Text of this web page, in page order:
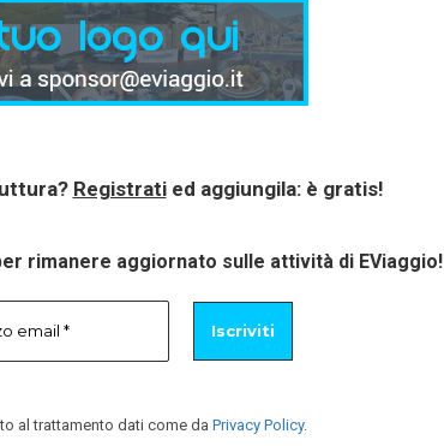
Registratied aggiungila: è gratis!
rimanere aggiornato sulle attività di EViaggio!
al trattamento dati come da Privacy Policy.